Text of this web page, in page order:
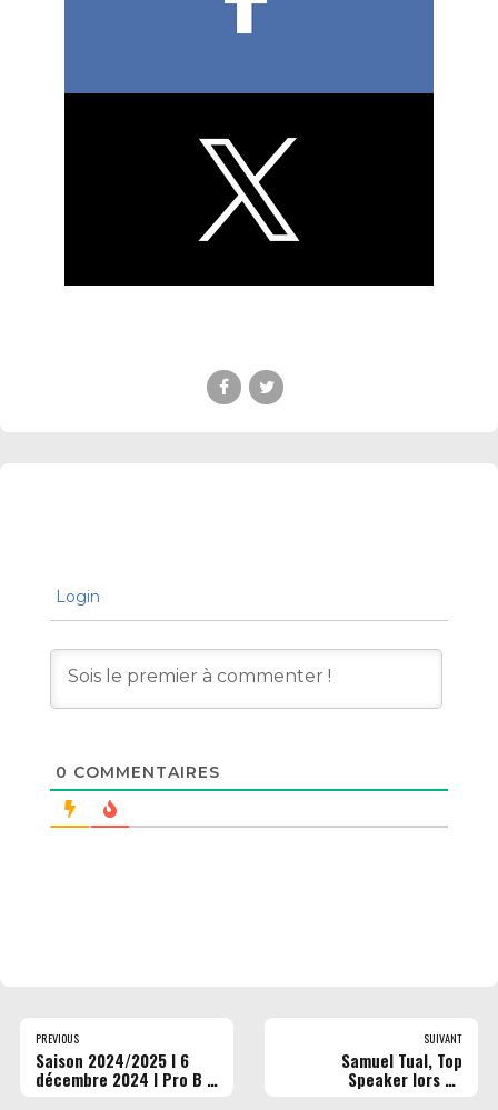
Login
0 COMMENTAIRES
PREVIOUS
Saison 2024/2025 I 6
décembre 2024 l Pro B l
SUIVANT
Samuel Tual, Top
Speaker lors de